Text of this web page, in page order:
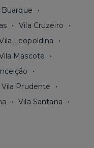
Buarque
Vila Cruzeiro
Leopoldina
Mascote
Vila Prudente
Vila Santana